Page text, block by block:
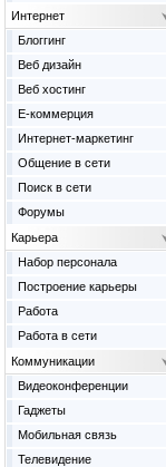
Интернет
Блоггинг
Веб дизайн
Веб хостинг
Е-коммерция
Интернет-маркетинг
Общение в сети
Поиск в сети
Форумы
Карьера
Набор персонала
Построение карьеры
Работа
Работа в сети
Коммуникации
Видеоконференции
Гаджеты
Мобильная связь
Телевидение